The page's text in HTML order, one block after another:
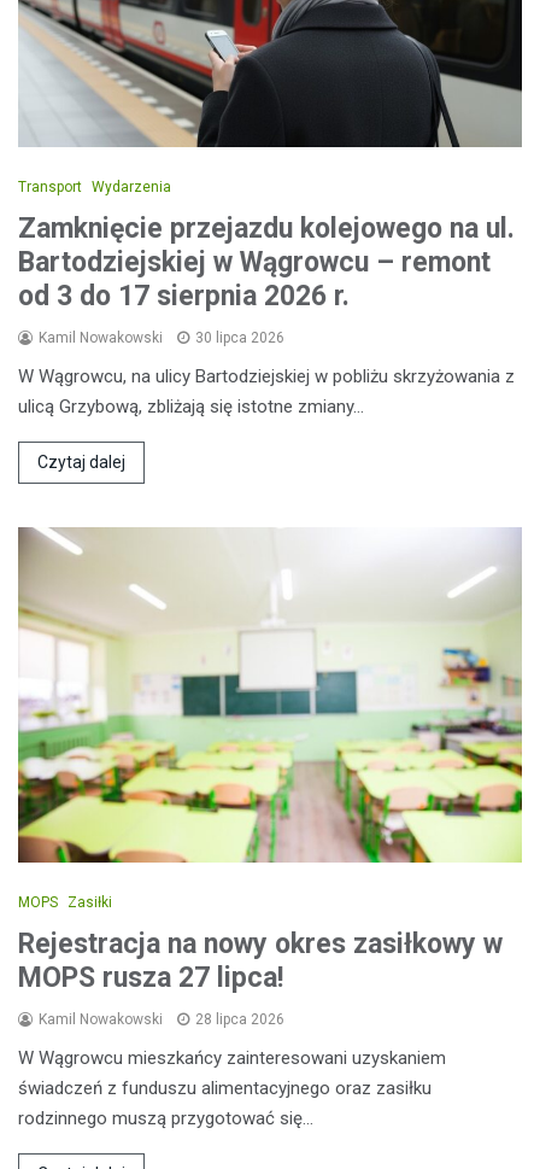
Transport Wydarzenia
Zamknięcie przejazdu kolejowego na ul.
Bartodziejskiej w Wągrowcu – remont
od 3 do 17 sierpnia 2026 r.
Kamil Nowakowski 30 lipca 2026
W Wągrowcu, na ulicy Bartodziejskiej w pobliżu skrzyżowania z
ulicą Grzybową, zbliżają się istotne zmiany…
Czytaj dalej
MOPS Zasiłki
Rejestracja na nowy okres zasiłkowy w
MOPS rusza 27 lipca!
Kamil Nowakowski 28 lipca 2026
W Wągrowcu mieszkańcy zainteresowani uzyskaniem
świadczeń z funduszu alimentacyjnego oraz zasiłku
rodzinnego muszą przygotować się…